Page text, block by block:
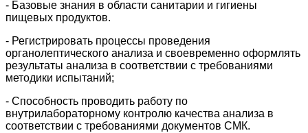
- Базовые знания в области санитарии и гигиены
пищевых продуктов.
- Регистрировать процессы проведения
органолептического анализа и своевременно оформлять
результаты анализа в соответствии с требованиями
методики испытаний;
- Способность проводить работу по
внутрилабораторному контролю качества анализа в
соответствии с требованиями документов СМК.